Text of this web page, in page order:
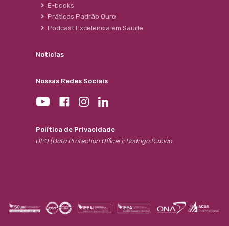
E-books
Práticas Padrão Ouro
Podcast Excelência em Saúde
Notícias
Nossas Redes Sociais
Política de Privacidade
DPO (Data Protection Officer): Rodrigo Rubião